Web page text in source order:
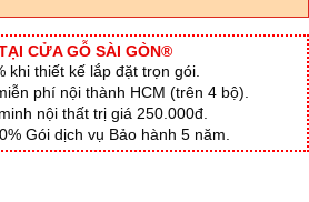
CỬA GỖ SÀI GÒN®
khi thiết kế lắp đặt trọn gói.
phí nội thành HCM (trên 4 bộ).
nội thất trị giá 250.000đ.
Gói dịch vụ Bảo hành 5 năm.